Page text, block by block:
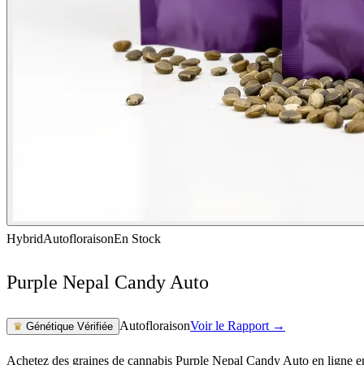
HybridAutofloraisonEn Stock
Purple Nepal Candy Auto
♛ Génétique Vérifiée AutofloraisonVoir le Rapport →
Achetez des graines de cannabis Purple Nepal Candy Auto en ligne